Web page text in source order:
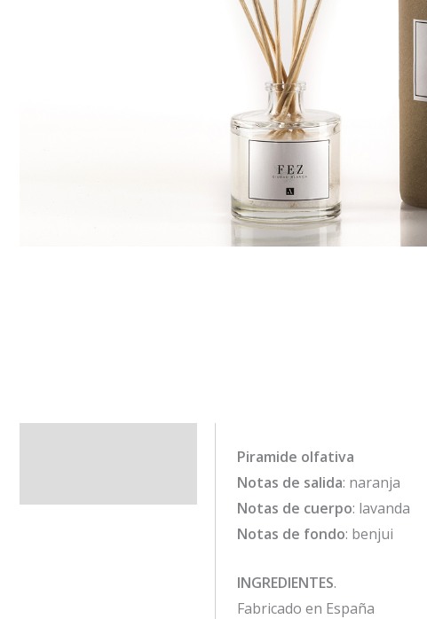
Piramide olfativa
Notas de salida: naranja
Notas de cuerpo: lavanda
Notas de fondo: benjui
INGREDIENTES.
Fabricado en España